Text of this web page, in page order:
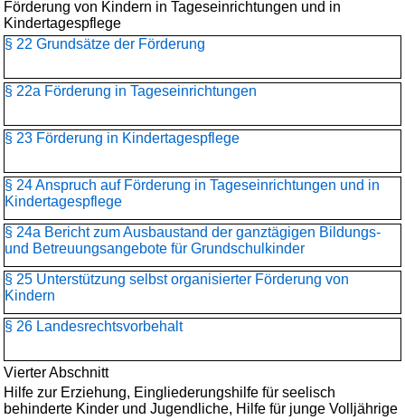
Förderung von Kindern in Tageseinrichtungen und in
Kindertagespflege
§ 22 Grundsätze der Förderung
§ 22a Förderung in Tageseinrichtungen
§ 23 Förderung in Kindertagespflege
§ 24 Anspruch auf Förderung in Tageseinrichtungen und in
Kindertagespflege
§ 24a Bericht zum Ausbaustand der ganztägigen Bildungs-
und Betreuungsangebote für Grundschulkinder
§ 25 Unterstützung selbst organisierter Förderung von
Kindern
§ 26 Landesrechtsvorbehalt
Vierter Abschnitt
Hilfe zur Erziehung, Eingliederungshilfe für seelisch
behinderte Kinder und Jugendliche, Hilfe für junge Volljährige